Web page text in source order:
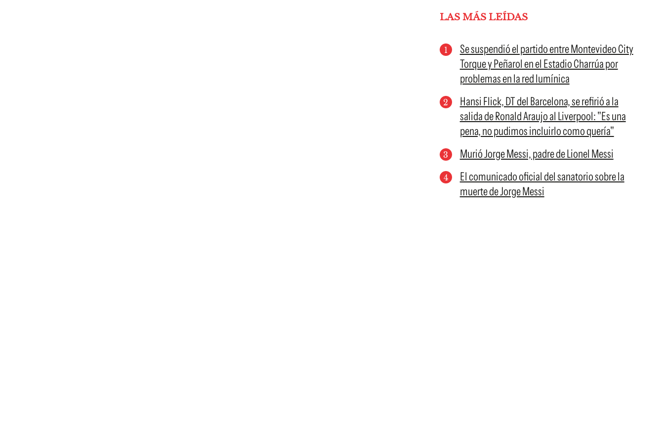
LAS MÁS LEÍDAS
Se suspendió el partido entre Montevideo City
Torque y Peñarol en el Estadio Charrúa por
problemas en la red lumínica
Hansi Flick, DT del Barcelona, se refirió a la
salida de Ronald Araujo al Liverpool: "Es una
pena, no pudimos incluirlo como quería"
Murió Jorge Messi, padre de Lionel Messi
El comunicado oficial del sanatorio sobre la
muerte de Jorge Messi